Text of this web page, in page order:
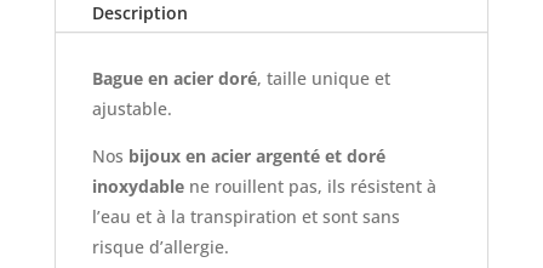
Description
Bague en acier doré, taille unique et
ajustable.
Nos bijoux en acier argenté et doré
inoxydablene rouillent pas, ils résistent à
l’eau et à la transpiration et sont sans
risque d’allergie.